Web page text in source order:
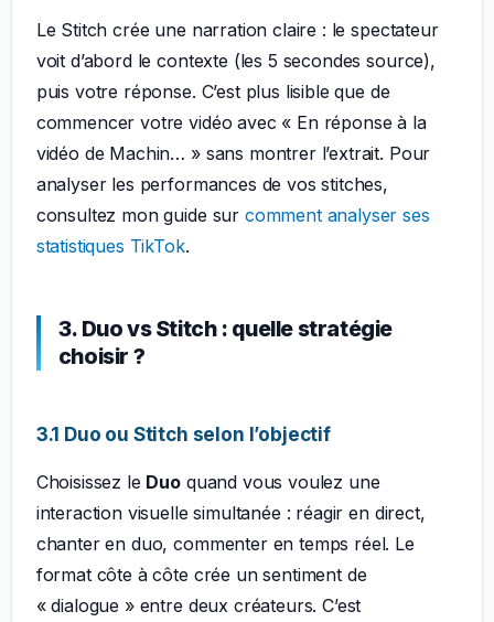
Le Stitch crée une narration claire : le spectateur
voit d’abord le contexte (les 5 secondes source),
puis votre réponse. C’est plus lisible que de
commencer votre vidéo avec « En réponse à la
vidéo de Machin… » sans montrer l’extrait. Pour
analyser les performances de vos stitches,
consultez mon guide sur comment analyser ses
statistiques TikTok.
3. Duo vs Stitch : quelle stratégie
choisir ?
3.1 Duo ou Stitch selon l’objectif
Choisissez le Duo quand vous voulez une
interaction visuelle simultanée : réagir en direct,
chanter en duo, commenter en temps réel. Le
format côte à côte crée un sentiment de
« dialogue » entre deux créateurs. C’est